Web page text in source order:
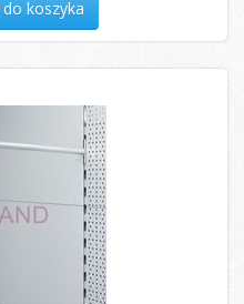
do koszyka